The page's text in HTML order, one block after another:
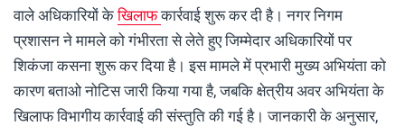
वाले अधिकारियों केखिलाफकार्रवाई शुरू कर दी है। नगर निगम
प्रशासन ने मामले को गंभीरता से लेते हुए जिम्मेदार अधिकारियों पर
शिकंजा कसना शुरू कर दिया है। इस मामले में प्रभारी मुख्य अभियंता को
कारण बताओ नोटिस जारी किया गया है, जबकि क्षेत्रीय अवर अभियंता के
खिलाफ विभागीय कार्रवाई की संस्तुति की गई है। जानकारी के अनुसार,